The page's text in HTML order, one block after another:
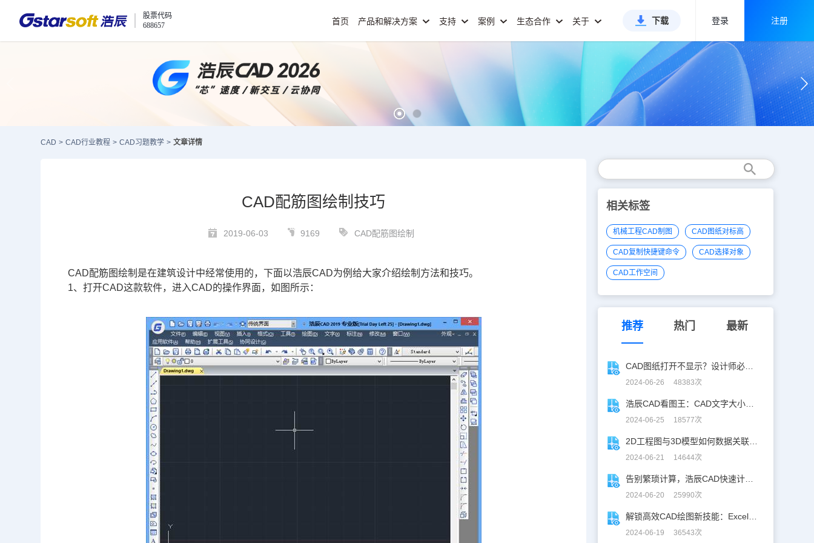
股票代码
688657
首页 产品和解决方案 支持 案例 生态合作 关于 下载 登录 注册
CAD > CAD行业教程 > CAD习题教学 > 文章详情
CAD配筋图绘制技巧
2019-06-03 9169 CAD配筋图绘制
CAD配筋图绘制是在建筑设计中经常使用的，下面以浩辰CAD为例给大家介绍绘制方法和技巧。
1、打开CAD这款软件，进入CAD的操作界面，如图所示：
相关标签
机械工程CAD制图 CAD图纸对标高
CAD复制快捷键命令 CAD选择对象
CAD工作空间
推荐 热门 最新
2024-06-26 48383次
2024-06-25 18577次
2024-06-21 14644次
2024-06-20 25990次
2024-06-19 36543次